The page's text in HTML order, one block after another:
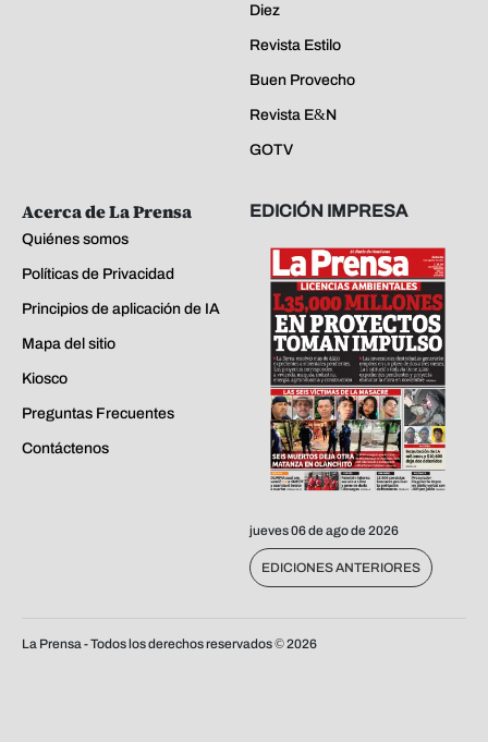
Diez
Revista Estilo
Buen Provecho
Revista E&N
GOTV
Acerca de La Prensa
Quiénes somos
Políticas de Privacidad
Principios de aplicación de IA
Mapa del sitio
Kiosco
Preguntas Frecuentes
Contáctenos
EDICIÓN IMPRESA
jueves 06 de ago de 2026
EDICIONES ANTERIORES
La Prensa - Todos los derechos reservados ©2026